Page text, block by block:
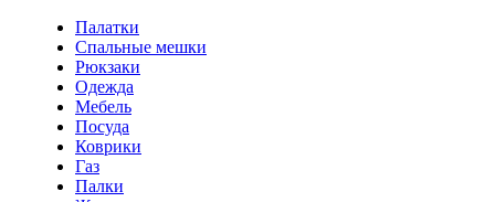
Палатки
Спальные мешки
Рюкзаки
Одежда
Мебель
Посуда
Коврики
Газ
Палки